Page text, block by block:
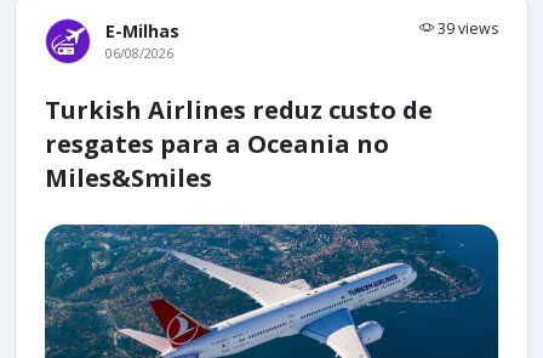
E-Milhas 39 views
06/08/2026
Turkish Airlines reduz custo de
resgates para a Oceania no
Miles&Smiles